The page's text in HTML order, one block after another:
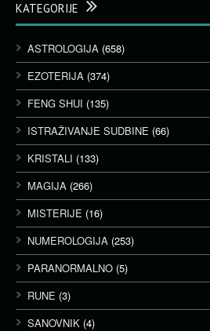
KATEGORIJE
ASTROLOGIJA (658)
EZOTERIJA (374)
FENG SHUI (135)
ISTRAŽIVANJE SUDBINE (66)
KRISTALI (133)
MAGIJA (266)
MISTERIJE (16)
NUMEROLOGIJA (253)
PARANORMALNO (5)
RUNE (3)
SANOVNIK (4)